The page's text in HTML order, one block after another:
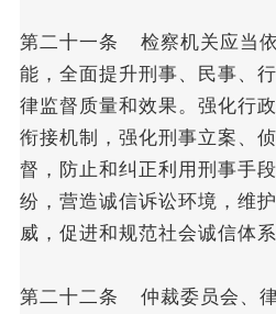
第二十一条 检察机关应当
能，全面提升刑事、民事、
律监督质量和效果。强化行
衔接机制，强化刑事立案、
督，防止和纠正利用刑事手
纷，营造诚信诉讼环境，维
威，促进和规范社会诚信体系
第二十二条 仲裁委员会、